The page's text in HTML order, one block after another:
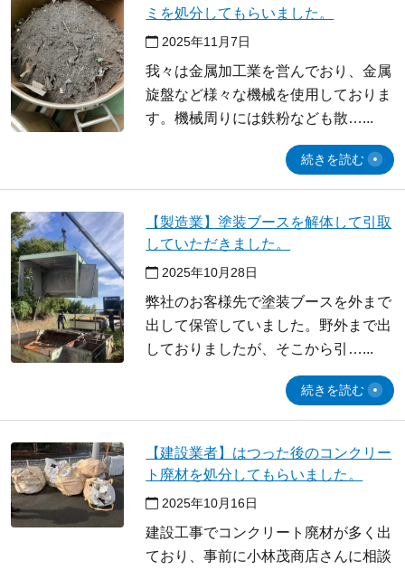
ミを処分してもらいました。
2025年11月7日
我々は金属加工業を営んでおり、金属
旋盤など様々な機械を使用しておりま
す。機械周りには鉄粉なども散…
続きを読む
【製造業】塗装ブースを解体して引取
していただきました。
2025年10月28日
弊社のお客様先で塗装ブースを外まで
出して保管していました。野外まで出
しておりましたが、そこから引…
続きを読む
【建設業者】はつった後のコンクリー
ト廃材を処分してもらいました。
2025年10月16日
建設工事でコンクリート廃材が多く出
ており、事前に小林茂商店さんに相談